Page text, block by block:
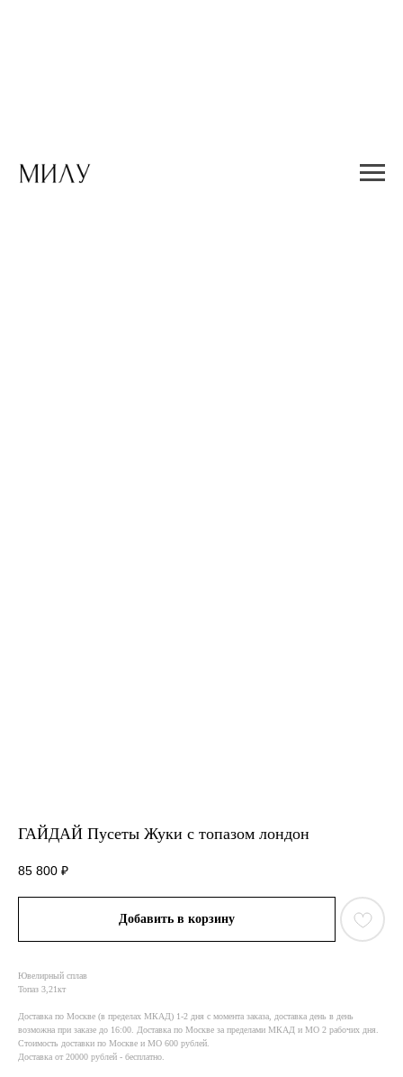
ГАЙДАЙ Пусеты Жуки с топазом лондон
85 800 ₽
Добавить в корзину
Ювелирный сплав
Топаз 3,21кт
Доставка по Москве (в пределах МКАД) 1-2 дня с момента заказа, доставка день в день
возможна при заказе до 16:00. Доставка по Москве за пределами МКАД и МО 2 рабочих дня.
Стоимость доставки по Москве и МО 600 рублей.
Доставка от 20000 рублей - бесплатно.